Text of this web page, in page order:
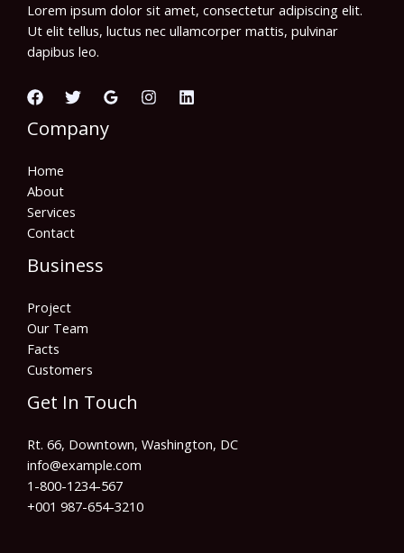
Lorem ipsum dolor sit amet, consectetur adipiscing elit.
Ut elit tellus, luctus nec ullamcorper mattis, pulvinar
dapibus leo.
Company
Home
About
Services
Contact
Business
Project
Our Team
Facts
Customers
Get In Touch
Rt. 66, Downtown, Washington, DC
info@example.com​
1-800-1234-567
+001 987-654-3210